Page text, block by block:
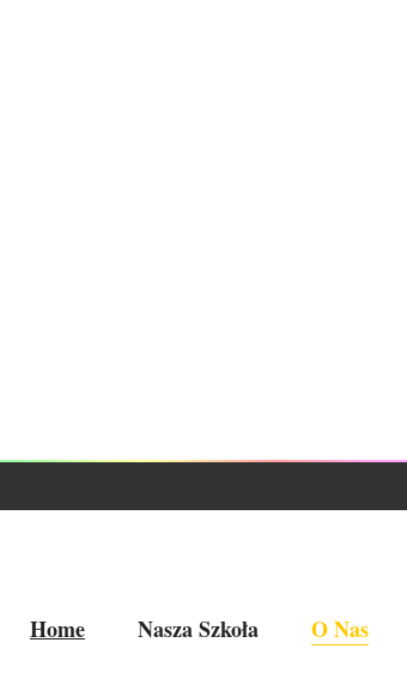
Home Nasza Szkoła O Nas